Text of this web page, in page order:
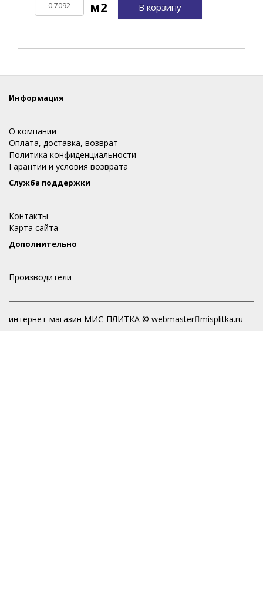
В корзину
Информация
О компании
Оплата, доставка, возврат
Политика конфиденциальности
Гарантии и условия возврата
Служба поддержки
Контакты
Карта сайта
Дополнительно
Производители
интернет-магазин МИС-ПЛИТКА © webmaster misplitka.ru